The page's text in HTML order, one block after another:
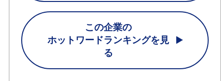
この企業の
ホットワードランキングを見
る